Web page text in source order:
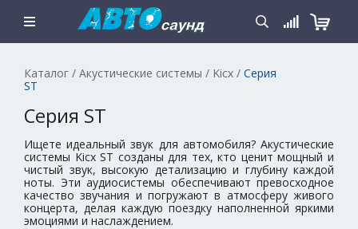
Каталог / Акустические системы / Kicx / Серия
ST
Серия ST
Ищете идеальный звук для автомобиля? Акустические
системы Kicx ST созданы для тех, кто ценит мощный и
чистый звук, высокую детализацию и глубину каждой
ноты. Эти аудиосистемы обеспечивают превосходное
качество звучания и погружают в атмосферу живого
концерта, делая каждую поездку наполненной яркими
эмоциями и наслаждением.